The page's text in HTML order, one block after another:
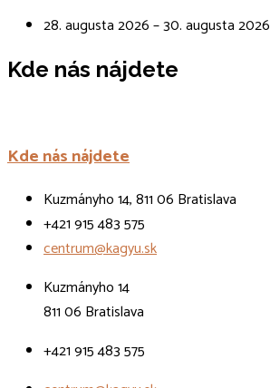
28. augusta 2026 – 30. augusta 2026
Kde nás nájdete
Kde nás nájdete
Kuzmányho 14, 811 06 Bratislava
+421 915 483 575
centrum@kagyu.sk
Kuzmányho 14
811 06 Bratislava
+421 915 483 575